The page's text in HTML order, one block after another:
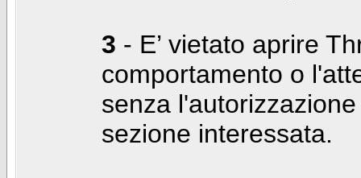
3 - E’ vietato aprire
comportamento o
senza
sezione interessata.